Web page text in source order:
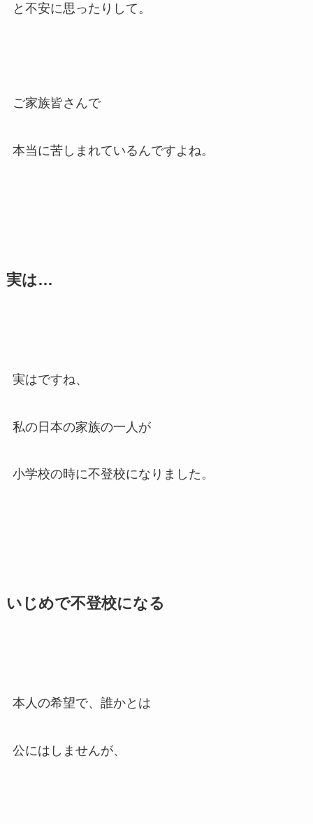
と不安に思ったりして。
ご家族皆さんで
本当に苦しまれているんですよね。
実は…
実はですね、
私の日本の家族の一人が
小学校の時に不登校になりました。
いじめで不登校になる
本人の希望で、誰かとは
公にはしませんが、